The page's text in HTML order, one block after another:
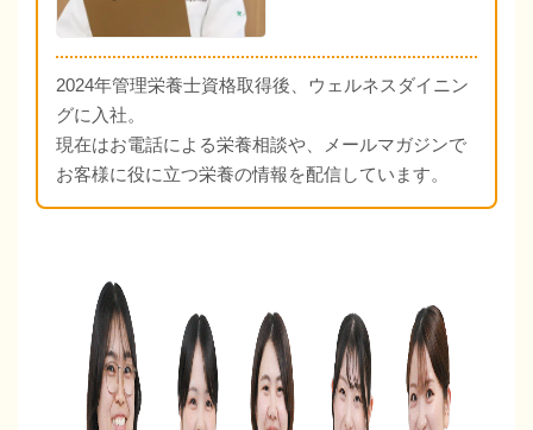
2024年管理栄養士資格取得後、ウェルネスダイニン
グに入社。
現在はお電話による栄養相談や、メールマガジンで
お客様に役に立つ栄養の情報を配信しています。